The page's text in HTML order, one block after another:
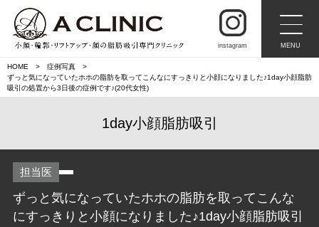
instagram MENU
HOME
症例写真
ずっと気になっていたホホの脂肪を取ってこんなにすっきりと小顔になりました♪1day小顔脂肪
吸引の処置から3日後の症例です♪(20代女性)
1day小顔脂肪吸引
担当医
ずっと気になっていたホホの脂肪を取ってこんな
にすっきりと小顔になりました♪1day小顔脂肪吸引